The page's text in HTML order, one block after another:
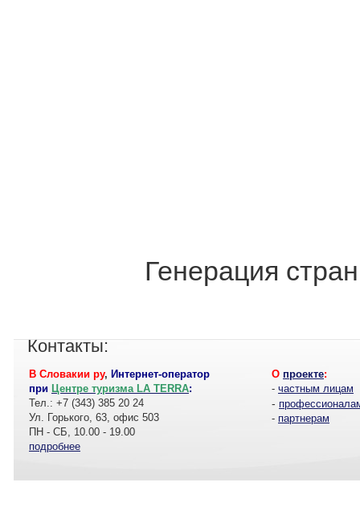
Генерация
Контакты:
В Словакии ру, Интернет-оператор
при Центре туризма LA TERRA:
Тел.: +7 (343) 385 20 24
Ул. Горького, 63, офис 503
ПН - СБ, 10.00 - 19.00
подробнее
О проекте:
- частным лицам
-
- партнерам